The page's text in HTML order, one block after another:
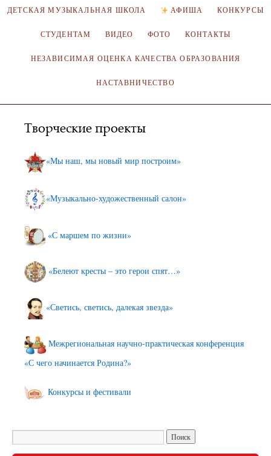
ДЕТСКАЯ МУЗЫКАЛЬНАЯ ШКОЛА АФИША КОНКУРСЫ
СТУДЕНТАМ ВИДЕО ФОТО КОНТАКТЫ
НЕЗАВИСИМАЯ ОЦЕНКА КАЧЕСТВА ОБРАЗОВАНИЯ
НАСТАВНИЧЕСТВО
Творческие проекты
«Мы наш, мы новый мир построим»
«Музыкально-художественный салон»
«С маршем по жизни»
«Белеют кресты – это герои спят…»
«Светись, светись, далекая звезда»
Межрегиональная научно-практическая конференция
«С чего начинается Родина?»
Конкурсы и фестивали